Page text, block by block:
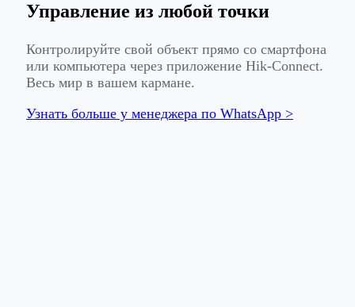
Управление из любой точки
Контролируйте свой объект прямо со смартфона
или компьютера через приложение Hik-Connect.
Весь мир в вашем кармане.
Узнать больше у менеджера по WhatsApp >